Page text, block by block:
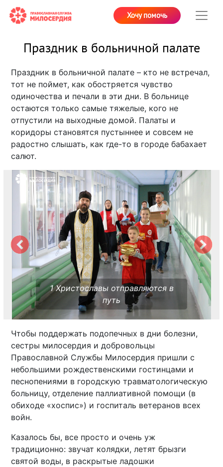
Хочу помочь
Праздник в больничной палате
Праздник в больничной палате – кто не встречал,
тот не поймет, как обостряется чувство
одиночества и печали в эти дни. В больнице
остаются только самые тяжелые, кого не
отпустили на выходные домой. Палаты и
коридоры становятся пустыннее и совсем не
радостно слышать, как где-то в городе бабахает
салют.
1 Христославы отправляются в
путь
Чтобы поддержать подопечных в дни болезни,
сестры милосердия и добровольцы
Православной Службы Милосердия пришли с
небольшими рождественскими гостинцами и
песнопениями в городскую травматологическую
больницу, отделение паллиативной помощи (в
обиходе «хоспис») и госпиталь ветеранов всех
войн.
Казалось бы, все просто и очень уж
традиционно: звучат колядки, летят брызги
святой воды, в раскрытые ладошки